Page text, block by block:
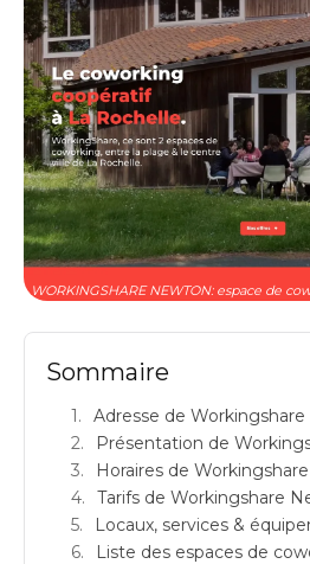
WORKINGSHARE NEWTON: espace de
Sommaire
Adresse de
Présentation de
Horaires de
Tarifs de Workingshare
Locaux, services &
Liste des espaces de